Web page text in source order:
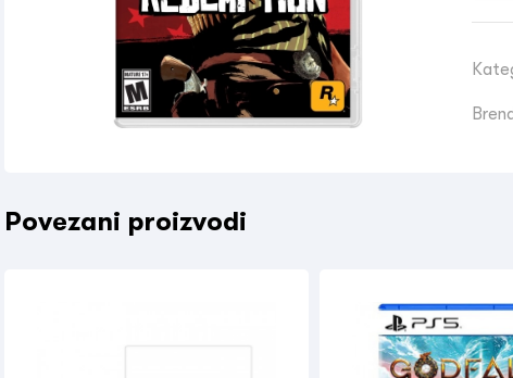
Povezani proizvodi